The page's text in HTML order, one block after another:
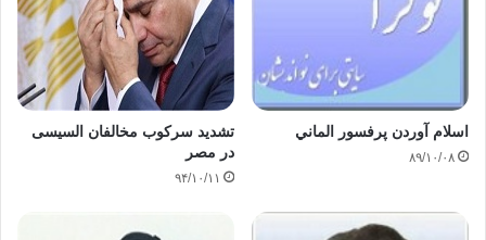
و رسول خدا را
فرمان برم و هر گاه بر خلاف حكم خدا يا مخالف امر رسولش عمل
نمايم، حق ندارم مرا
فرمان بريد.
چون در اين هنگام وقت ظهر رسيده بود، در
آخر خطبه‌اش فرمود: برخيزيد براي نمازتان، خدا شما را به رحمت
اسلام آوردن پرفسور الماني
۸۹/۱۰/۰۸
تشدید سرکوب مخالفان السیسی
در مصر
۹۴/۱۰/۱۱